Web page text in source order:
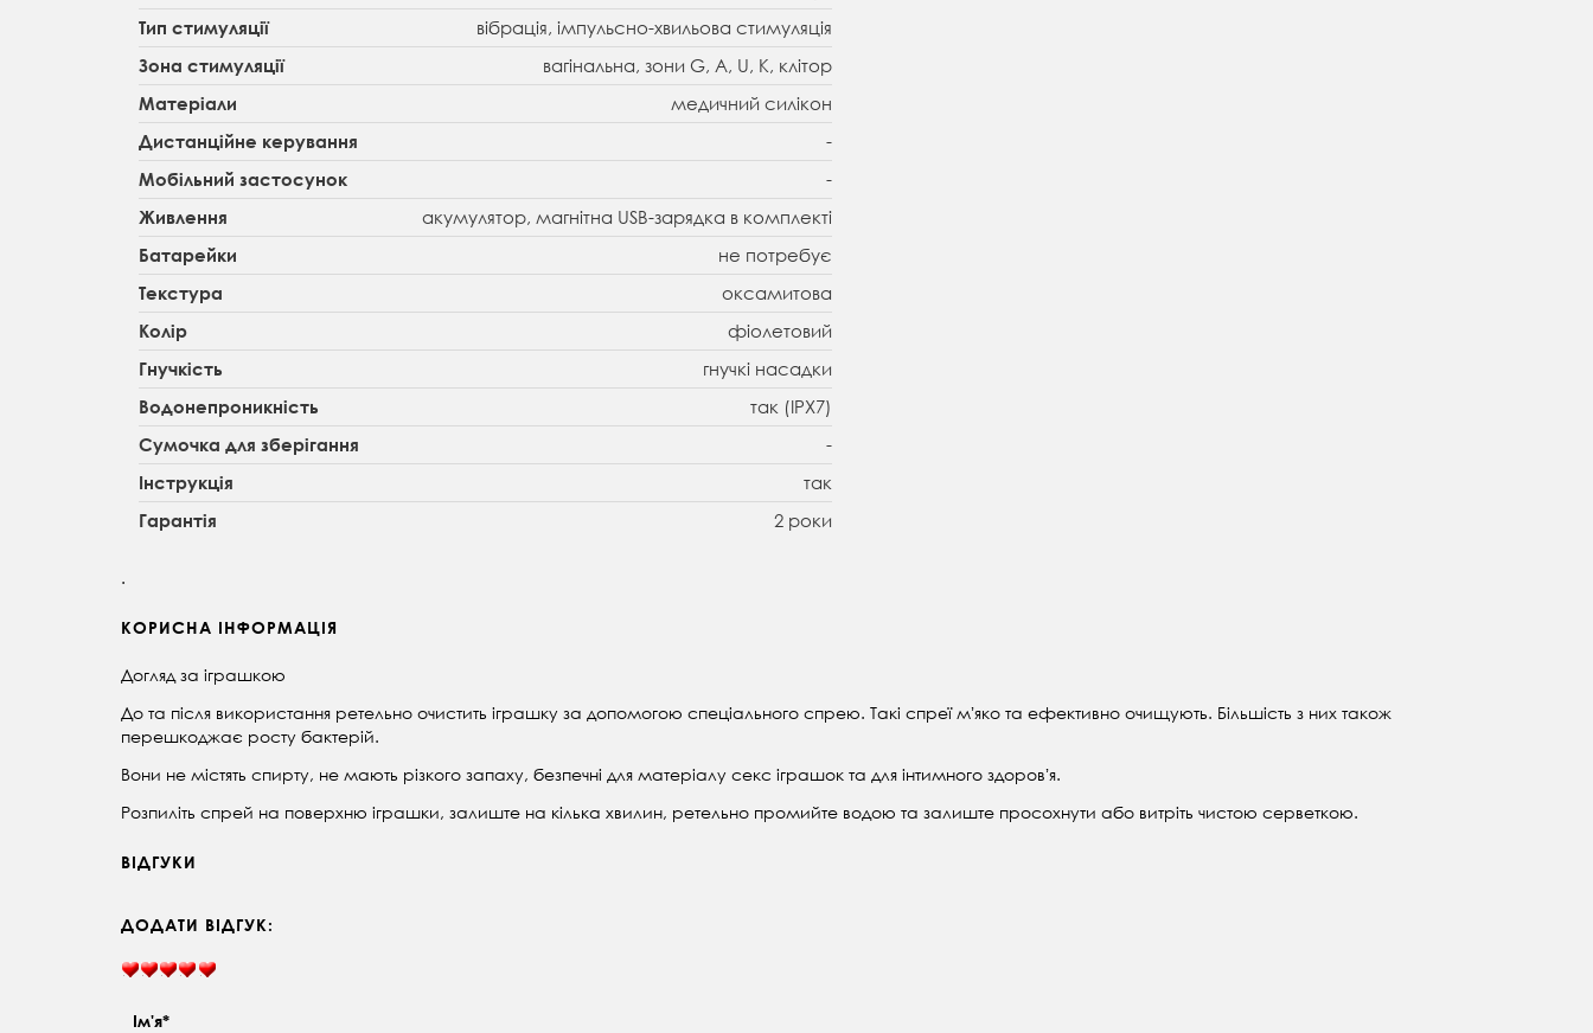
Тип стимуляції вібрація, імпульсно-хвильова стимуляція
Зона стимуляції вагінальна, зони G, A, U, K, клітор
Матеріали медичний силікон
Дистанційне керування -
Мобільний застосунок -
Живлення акумулятор, магнітна USB-зарядка в комплекті
Батарейки не потребує
Текстура оксамитова
Колір фіолетовий
Гнучкість гнучкі насадки
Водонепроникність так (IPX7)
Сумочка для зберігання -
Інструкція так
Гарантія 2 роки
.
КОРИСНА ІНФОРМАЦІЯ
Догляд за іграшкою
До та після використання ретельно очистить іграшку за допомогою спеціального спрею. Такі спреї мʼяко та ефективно очищують. Більшість з них також
перешкоджає росту бактерій.
Вони не містять спирту, не мають різкого запаху, безпечні для матеріалу секс іграшок та для інтимного здоровʼя.
Розпиліть спрей на поверхню іграшки, залиште на кілька хвилин, ретельно промийте водою та залиште просохнути або витріть чистою серветкою.
ВІДГУКИ
ДОДАТИ ВІДГУК:
Ім'я*